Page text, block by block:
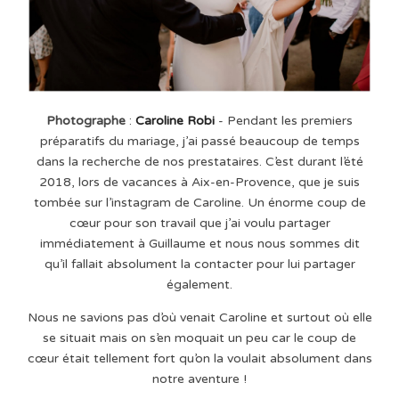
Photographe : Caroline Robi - Pendant les premiers
préparatifs du mariage, j’ai passé beaucoup de temps
dans la recherche de nos prestataires. C’est durant l’été
2018, lors de vacances à Aix-en-Provence, que je suis
tombée sur l’instagram de Caroline. Un énorme coup de
cœur pour son travail que j’ai voulu partager
immédiatement à Guillaume et nous nous sommes dit
qu’il fallait absolument la contacter pour lui partager
également.
Nous ne savions pas d’où venait Caroline et surtout où elle
se situait mais on s’en moquait un peu car le coup de
cœur était tellement fort qu’on la voulait absolument dans
notre aventure !